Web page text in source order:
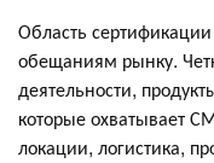
Область
обещаниям рынку.
деятельности,
которые охватывает
локации, логистика,